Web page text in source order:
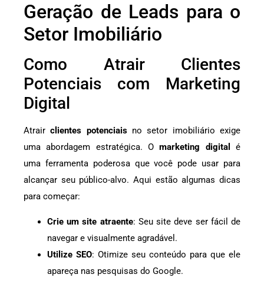
Geração de Leads para o
Setor Imobiliário
Como Atrair Clientes
Potenciais com Marketing
Digital
Atrairclientes potenciaisno setor imobiliário exige
uma abordagem estratégica. Omarketing digital
é
uma ferramenta poderosa que você pode usar para
alcançar seu público-alvo. Aqui estão algumas dicas
para começar:
Crie um site atraente: Seu site deve ser fácil de
navegar e visualmente agradável.
Utilize SEO: Otimize seu conteúdo para que ele
apareça nas pesquisas do Google.